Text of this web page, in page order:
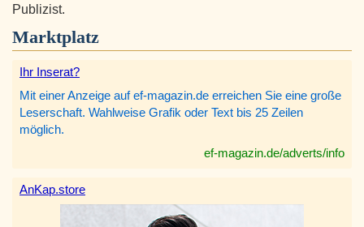
Publizist.
Marktplatz
Ihr Inserat?
Mit einer Anzeige auf ef-magazin.de erreichen Sie eine große
Leserschaft. Wahlweise Grafik oder Text bis 25 Zeilen
möglich.
ef-magazin.de/adverts/info
AnKap.store